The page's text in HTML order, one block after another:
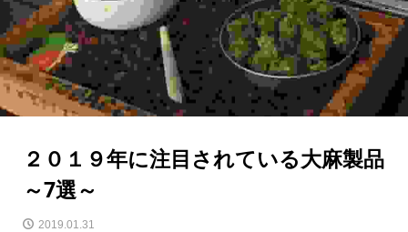
２０１９年に注目されている大麻製品
～7選～
2019.01.31